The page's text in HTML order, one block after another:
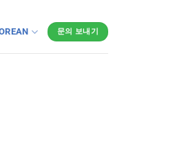
문의 보내기